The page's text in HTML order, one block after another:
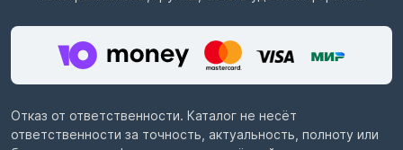
Отказ от ответственности. Каталог не несёт
ответственности за точность, актуальность, полноту или